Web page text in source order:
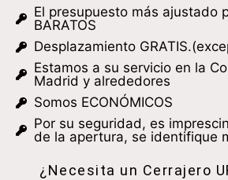
El presupuesto más ajustado
BARATOS
Desplazamiento
Estamos a su servicio en la
Madrid y alrededores
Somos ECONÓMICOS
Por su seguridad, es
de la apertura, se identifique
¿Necesita un Cerrajero